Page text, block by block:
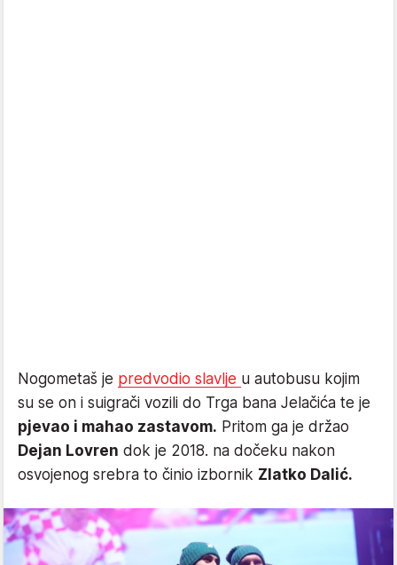
Nogometaš je predvodio slavlje u autobusu kojim
su se on i suigrači vozili do Trga bana Jelačića te je
pjevao i mahao zastavom. Pritom ga je držao
Dejan Lovren dok je 2018. na dočeku nakon
osvojenog srebra to činio izbornik Zlatko Dalić.